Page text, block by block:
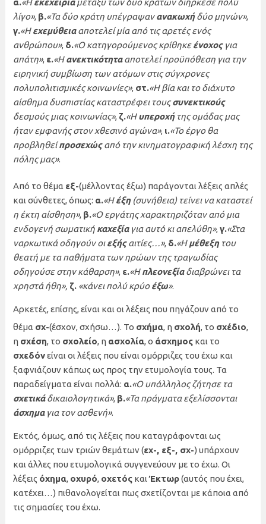
λίγο», β.«Τα δύο κράτη υπέγραψανανακωχήδύο μηνών»,
γ.«Ηεχεμύθειααποτελεί μία από τις αρετές ενός
ανθρώπου», δ.«Ο κατηγορούμενος κρίθηκεένοχοςγια
απάτη», ε.«Ηανεκτικότητααποτελεί προϋπόθεση για την
ειρηνική συμβίωση των ατόμων στις σύγχρονες
πολυπολιτισμικές κοινωνίες», στ.«Η βία και το διάχυτο
αίσθημα δυσπιστίας καταστρέφει τουςσυνεκτικούς
δεσμούς μιας κοινωνίας», ζ.«Ηυπεροχήτης ομάδας μας
ήταν εμφανής στον χθεσινό αγώνα», ι.«Το έργο θα
προβληθείπροσεχώςαπό την κινηματογραφική λέσχη της
πόλης μας».
Από το θέμα εξ-(μέλλοντας έξω) παράγονται λέξεις απλές
και σύνθετες, όπως: α.«Ηέξη(συνήθεια) τείνει να καταστεί
η έκτη αίσθηση», β.«Ο εργάτης χαρακτηριζόταν από μια
ενδογενή σωματική καχεξίαγια αυτό κι απελύθη», γ.«Στα
ναρκωτικά οδηγούν οιεξήςαιτίες…», δ.«Ημέθεξητου
θεατή με τα παθήματα των ηρώων της τραγωδίας
οδηγούσε στην κάθαρση», ε.«Ηπλεονεξίαδιαβρώνει τα
χρηστά ήθη», ζ.«κάνει πολύ κρύοέξω».
Αρκετές, επίσης, είναι και οι λέξεις που πηγάζουν από το
θέμα σχ-(έσχον, σχήσω…). Το σχήμα, η σχολή, το σχέδιο,
η σχέση, το σχολείο, η ασχολία, ο άσχημοςκαι το
σχεδόνείναι οι λέξεις που είναι ομόρριζες του έχω και
ξαφνιάζουν κάπως ως προς την ετυμολογία τους. Τα
παραδείγματα είναι πολλά: α.«Ο υπάλληλος ζήτησε τα
σχετικάδικαιολογητικά», β.«Τα πράγματα εξελίσσονται
άσχημαγια τον ασθενή».
Εκτός, όμως, από τις λέξεις που καταγράφονται ως
ομόρριζες των τριών θεμάτων (εχ-, εξ-, σχ-) υπάρχουν
και άλλες που ετυμολογικά συγγενεύουν με το έχω. Οι
λέξεις όχημα, οχυρό, οχετόςκαιΈκτωρ(αυτός που έχει,
κατέχει…) πιθανολογείται πως σχετίζονται με κάποια από
τις σημασίες του έχω.